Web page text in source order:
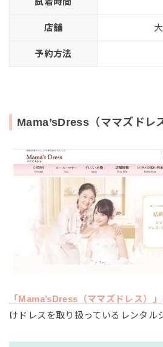
店舗
予約方法
Mama’sDress（ママズドレ
「Mama’sDress（ママズドレス）」
けドレスを取り扱っているレンタル